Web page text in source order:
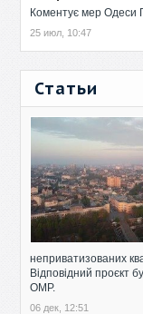
Коментує мер Одеси
25 июл, 10:47
Статьи
неприватизованих
Відповідний проєкт
ОМР.
06 дек, 12:51